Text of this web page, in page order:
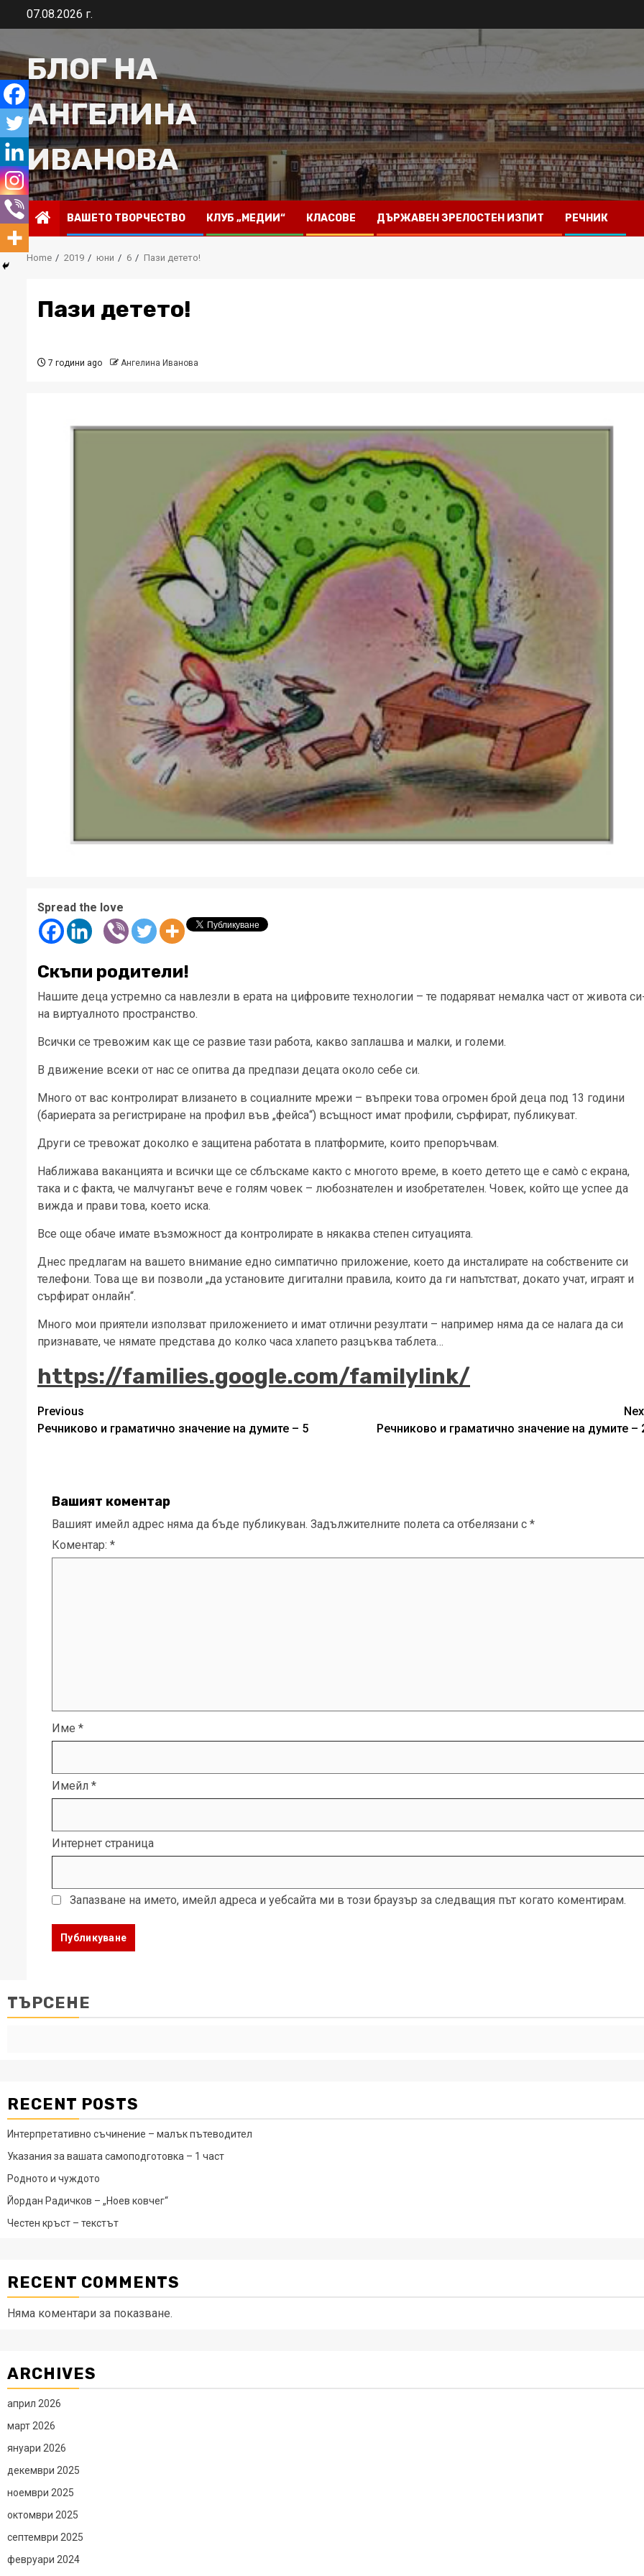
07.08.2026 г.
БЛОГ НА
АНГЕЛИНА
ИВАНОВА
ВАШЕТО ТВОРЧЕСТВО КЛУБ „МЕДИИ“ КЛАСОВЕ ДЪРЖАВЕН ЗРЕЛОСТЕН ИЗПИТ РЕЧНИК
Home 2019 юни 6 Пази детето!
Пази детето!
7 години ago Ангелина Иванова
Spread the love
Скъпи родители!
Нашите деца устремно са навлезли в ерата на цифровите технологии – те подаряват немалка част от живота
на виртуалното пространство.
Всички се тревожим как ще се развие тази работа, какво заплашва и малки, и големи.
В движение всеки от нас се опитва да предпази децата около себе си.
Много от вас контролират влизането в социалните мрежи – въпреки това огромен брой деца под 13 години
(бариерата за регистриране на профил във „фейса“) всъщност имат профили, сърфират, публикуват.
Други се тревожат доколко е защитена работата в платформите, които препоръчвам.
Наближава ваканцията и всички ще се сблъскаме както с многото време, в което детето ще е самò с екрана,
така и с факта, че малчуганът вече е голям човек – любознателен и изобретателен. Човек, който ще успее да
вижда и прави това, което иска.
Все още обаче имате възможност да контролирате в някаква степен ситуацията.
Днес предлагам на вашето внимание едно симпатично приложение, което да инсталирате на собствените си
телефони. Това ще ви позволи „да установите дигитални правила, които да ги напътстват, докато учат, играят и
сърфират онлайн“.
Много мои приятели използват приложението и имат отлични резултати – например няма да се налага да си
признавате, че нямате представа до колко часа хлапето разцъква таблета…
https://families.google.com/familylink/
Post
navigation
Previous
Речниково и граматично значение на думите – 5
Речниково и граматично значение на думите –
Вашият коментар
Вашият имейл адрес няма да бъде публикуван. Задължителните полета са отбелязани с *
Коментар: *
Име *
Имейл *
Интернет страница
Запазване на името, имейл адреса и уебсайта ми в този браузър за следващия път когато коментирам.
ТЪРСЕНЕ
RECENT POSTS
Интерпретативно съчинение – малък пътеводител
Указания за вашата самоподготовка – 1 част
Родното и чуждото
Йордан Радичков – „Ноев ковчег“
Честен кръст – текстът
RECENT COMMENTS
Няма коментари за показване.
ARCHIVES
април 2026
март 2026
януари 2026
декември 2025
ноември 2025
октомври 2025
септември 2025
февруари 2024